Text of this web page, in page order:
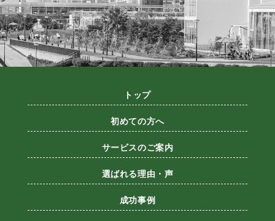
トップ
初めての方へ
サービスのご案内
選ばれる理由・声
成功事例